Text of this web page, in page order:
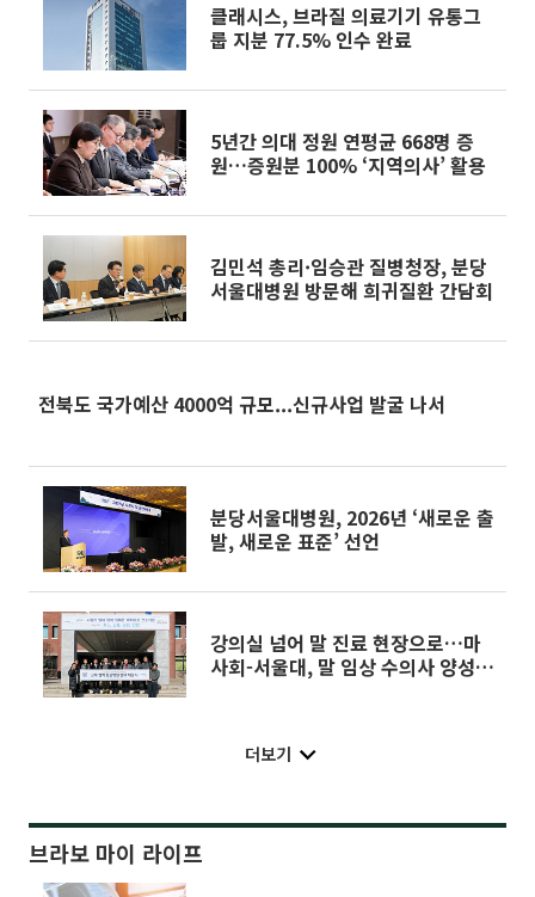
클래시스, 브라질 의료기기 유통그
룹 지분 77.5% 인수 완료
5년간 의대 정원 연평균 668명 증
원…증원분 100% ‘지역의사’ 활용
김민석 총리·임승관 질병청장, 분당
서울대병원 방문해 희귀질환 간담회
전북도 국가예산 4000억 규모...신규사업 발굴 나서
분당서울대병원, 2026년 ‘새로운 출
발, 새로운 표준’ 선언
강의실 넘어 말 진료 현장으로…마
사회-서울대, 말 임상 수의사 양성
더보기
브라보 마이 라이프